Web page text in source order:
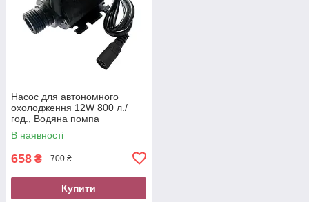
Насос для автономного
охолодження 12W 800 л./
год., Водяна помпа
універсальна, компресор для
перекачування води
В наявності
658 ₴ 700 ₴
Купити